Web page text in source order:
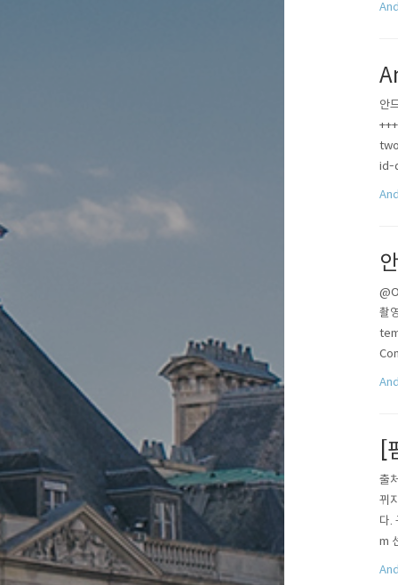
안
id-
촬
출
뀌
다.
m